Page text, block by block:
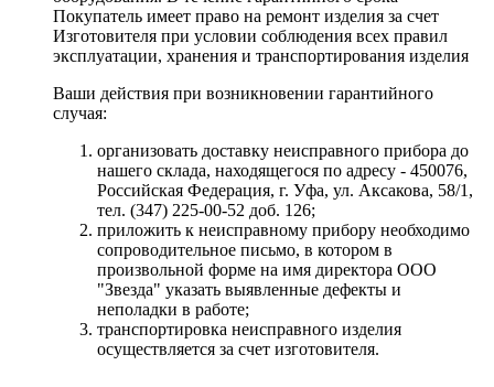
Покупатель имеет право на ремонт изделия за счет
Изготовителя при условии соблюдения всех правил
эксплуатации, хранения и транспортирования изделия
Ваши действия при возникновении гарантийного
случая:
организовать доставку неисправного прибора до
нашего склада, находящегося по адресу - 450076,
Российская Федерация, г. Уфа, ул. Аксакова, 58/1,
тел. (347) 225-00-52 доб. 126;
приложить к неисправному прибору необходимо
сопроводительное письмо, в котором в
произвольной форме на имя директора ООО
"Звезда" указать выявленные дефекты и
неполадки в работе;
транспортировка неисправного изделия
осуществляется за счет изготовителя.